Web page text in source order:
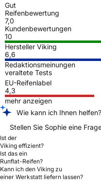
Gut
Reifenbewertung
7,0
Kundenbewertungen
10
Hersteller Viking
6,6
Redaktionsmeinungen
veraltete Tests
EU-Reifenlabel
4,3
mehr anzeigen
Wie kann ich Ihnen helfen?
Stellen Sie Sophie eine
Ist der
Viking effizient?
Ist das ein
Runflat-Reifen?
Kann ich den Viking zu
einer Werkstatt liefern lassen?